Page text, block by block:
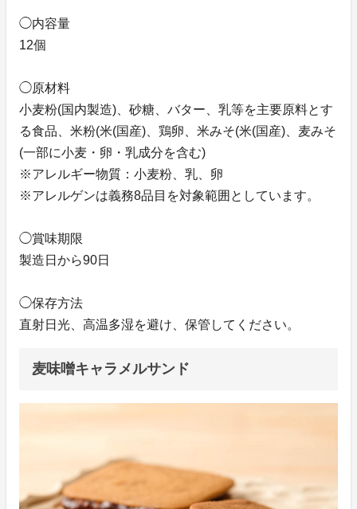
◯内容量
12個
◯原材料
小麦粉(国内製造)、砂糖、バター、乳等を主要原料とす
る食品、米粉(米(国産)、鶏卵、米みそ(米(国産)、麦みそ
(一部に小麦・卵・乳成分を含む)
※アレルギー物質：小麦粉、乳、卵
※アレルゲンは義務8品目を対象範囲としています。
◯賞味期限
製造日から90日
◯保存方法
直射日光、高温多湿を避け、保管してください。
麦味噌キャラメルサンド